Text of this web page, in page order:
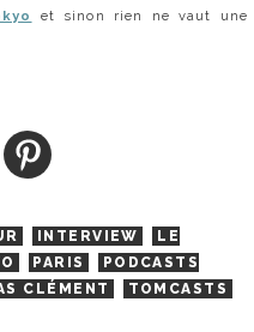
et sinon rien ne vaut une
INTERVIEW
LE
PARIS
PODCASTS
CLÉMENT TOMCASTS